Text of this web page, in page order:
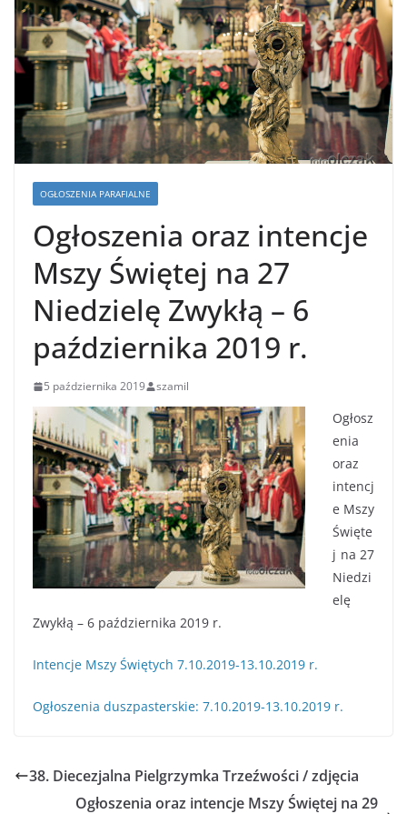
OGŁOSZENIA PARAFIALNE
Ogłoszenia oraz intencje
Mszy Świętej na 27
Niedzielę Zwykłą – 6
października 2019 r.
5 października 2019 szamil
Ogłosz
enia
oraz
intencj
e Mszy
Święte
j na 27
Niedzi
elę
Zwykłą – 6 października 2019 r.
Intencje Mszy Świętych 7.10.2019-13.10.2019 r.
Ogłoszenia duszpasterskie: 7.10.2019-13.10.2019 r.
38. Diecezjalna Pielgrzymka Trzeźwości / zdjęcia
Ogłoszenia oraz intencje Mszy Świętej na 29